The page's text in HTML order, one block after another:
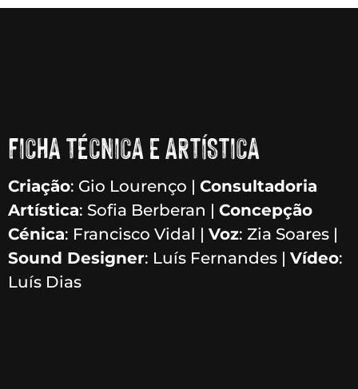
FICHA TÉCNICA E ARTÍSTICA
Criação: Gio Lourenço | Consultadoria
Artística: Sofia Berberan | Concepção
Cénica: Francisco Vidal | Voz: Zia Soares |
Sound Designer: Luís Fernandes | Vídeo:
Luís Dias